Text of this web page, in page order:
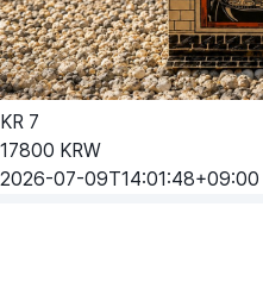
KR 7
17800 KRW
2026-07-09T14:01:48+09:00